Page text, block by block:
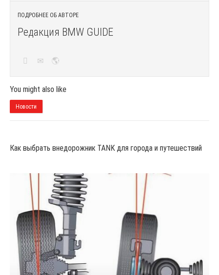
ПОДРОБНЕЕ ОБ АВТОРЕ
Редакция BMW GUIDE
You might also like
Новости
Как выбрать внедорожник TANK для города и путешествий